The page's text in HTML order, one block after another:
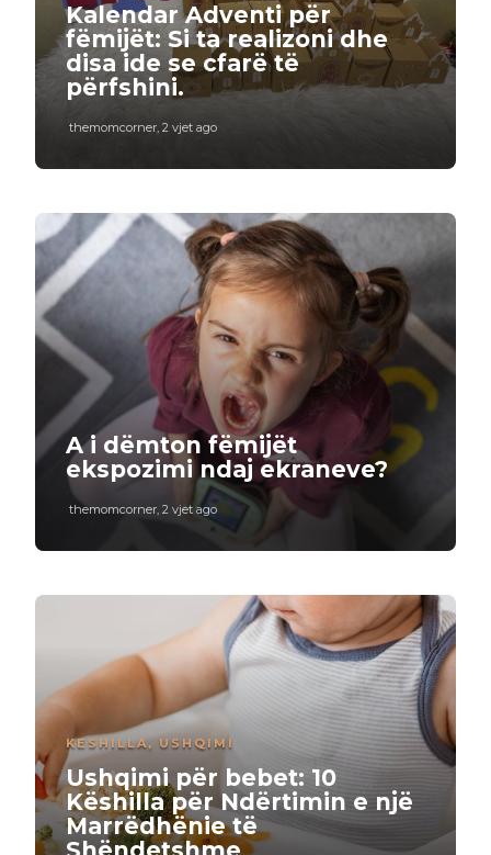
Kalendar Adventi për
fëmijët: Si ta realizoni dhe
disa ide se cfarë të
përfshini.
themomcorner, 2 vjet ago
A i dëmton fëmijët
ekspozimi ndaj ekraneve?
themomcorner 2 vjet ago
KESHILLA, USHQIMI
Ushqimi për bebet: 10
Këshilla për Ndërtimin e një
Marrëdhënie të